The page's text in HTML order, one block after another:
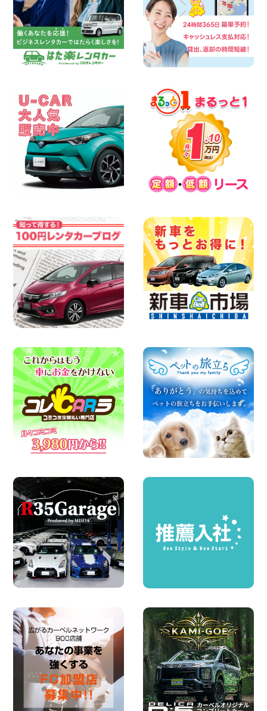
ハイエースワゴンGL!!クルーズコントロ
ールが付いている〜!! 福島県 福島笹木野
店
100円レンタカー 福島笹木野
2026年08月05日
★S660 作業紹介★ 三重県 四日市インタ
※※超格安日額5,800円※※荷物運びに最適
の軽バンのレンタカー!! 出雲ドーム前店
島根県 出雲ドーム前店
100円レンタカー 出雲ドーム前
2026年08月05日
三河安城店 人気のハイブリッドレンタカ
ー♪新型プリウスご予約受付中です! 愛知
県 三河安城店
人気のスペイドワゴン ライトブルーで登
場です! 東京都 羽田空港店
100円レンタカー 羽田空港
2026年08月04日
【カーシェアのレンタカーが2台になりま
した!】 岐阜県 各務原那加店
100円レンタカー 各務原那加
2026年08月04日
お引越しに便利で最適!(禁煙車両) 香川県
坂出川津店
8月 お盆休みのお知らせ 広島県 ベイシテ
ィ宇品店
100円レンタカー ベイシティ宇品
2026年08月03日
ちょっとそこまで。もっと気軽に 埼玉県
西武秩父駅前店
100円レンタカー 西武秩父駅前
2026年08月03日
圧倒的な存在感!【トヨタ・メガクルーザ
ー】を体感できるチャンスです! 千葉県
100円レンタカー 千葉北
★五所川原の夏を100円レンタカーで満
喫しよう!★ 青森県 五所川原店
100円レンタカー 五所川原
2026年08月01日
新車レンタカー導入決定!ハイゼットカー
ゴ4WDが仲間入りします! 広島県 広島北
店